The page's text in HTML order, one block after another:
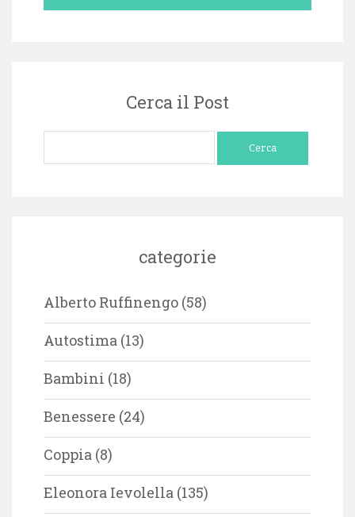
Cerca il Post
categorie
Alberto Ruffinengo (58)
Autostima (13)
Bambini (18)
Benessere (24)
Coppia (8)
Eleonora Ievolella (135)